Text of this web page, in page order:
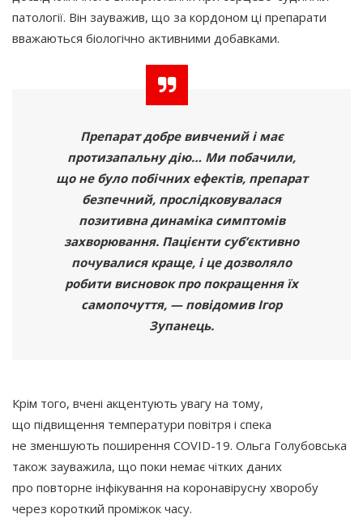
патології. Він зауважив, що за кордоном ці препарати
вважаються біологічно активними добавками.
Препарат добре вивчений і має
протизапальну дію… Ми побачили,
що не було побічних ефектів, препарат
безпечний, прослідковувалася
позитивна динаміка симптомів
захворювання. Пацієнти суб’єктивно
почувалися краще, і це дозволяло
робити висновок про покращення їх
самопочуття, — повідомив Ігор
Зупанець.
Крім того, вчені акцентують увагу на тому,
що підвищення температури повітря і спека
не зменшують поширення COVID-19. Ольга Голубовська
також зауважила, що поки немає чітких даних
про повторне інфікування на коронавірусну хворобу
через короткий проміжок часу.